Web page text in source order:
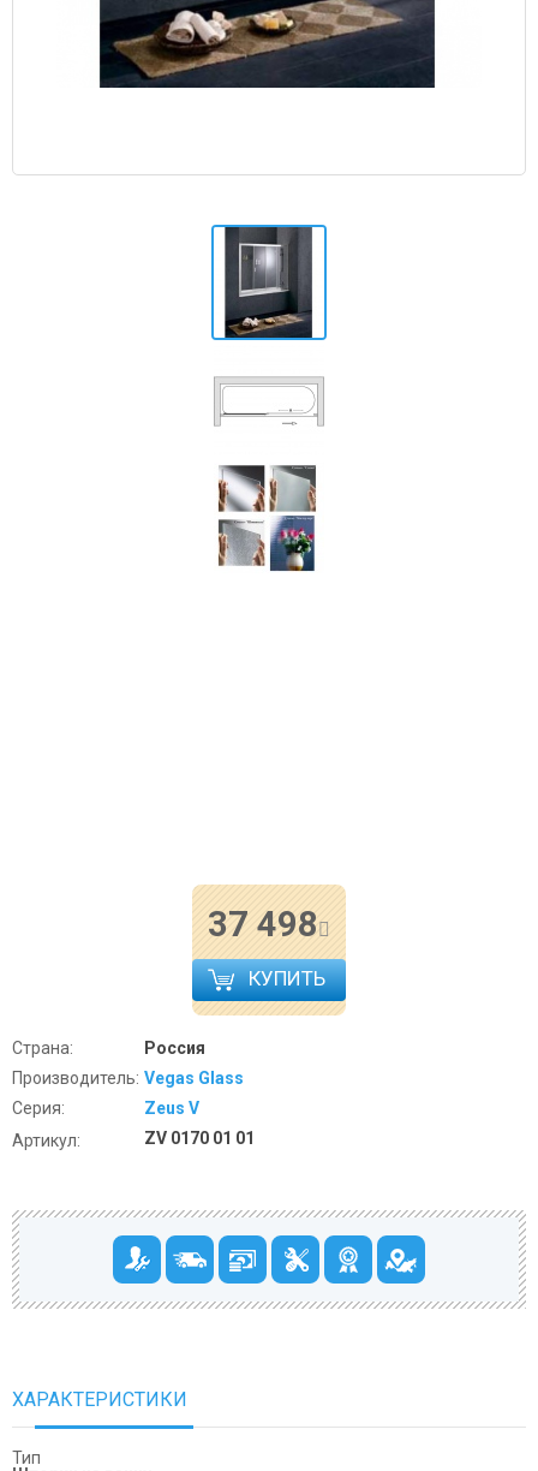
37 498
КУПИТЬ
Страна:
Россия
Производитель: Vegas Glass
Серия:
Zeus V
Артикул:
ZV 0170 01 01
ХАРАКТЕРИСТИКИ
Тип